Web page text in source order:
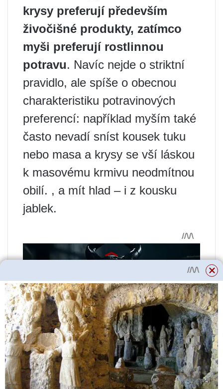
krysy preferují především
živočišné produkty, zatímco
myši preferují rostlinnou
potravu. Navíc nejde o striktní
pravidlo, ale spíše o obecnou
charakteristiku potravinových
preferencí: například myším také
často nevadí sníst kousek tuku
nebo masa a krysy se vší láskou
k masovému krmivu neodmítnou
obilí. , a mít hlad – i z kousku
jablek.